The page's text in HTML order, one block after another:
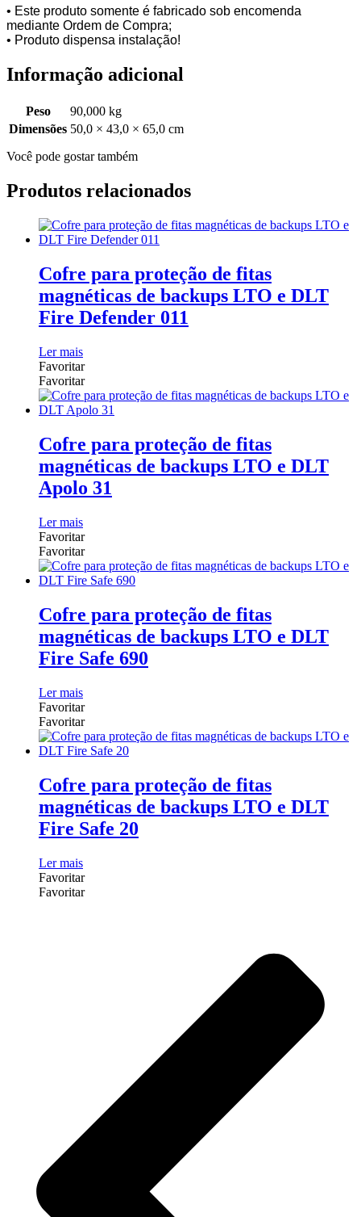
• Este produto somente é fabricado sob encomenda
mediante Ordem de Compra;
• Produto dispensa instalação!
Informação adicional
Peso
90,000 kg
Dimensões 50,0 × 43,0 × 65,0 cm
Você pode gostar também
Produtos relacionados
Cofre para proteção de fitas
magnéticas de backups LTO e DLT
Fire Defender 011
Ler mais
Favoritar
Favoritar
Cofre para proteção de fitas
magnéticas de backups LTO e DLT
Apolo 31
Ler mais
Favoritar
Favoritar
Cofre para proteção de fitas
magnéticas de backups LTO e DLT
Fire Safe 690
Ler mais
Favoritar
Favoritar
Cofre para proteção de fitas
magnéticas de backups LTO e DLT
Fire Safe 20
Ler mais
Favoritar
Favoritar